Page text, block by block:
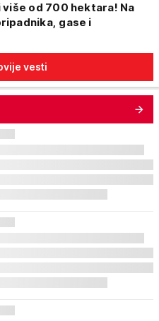
od 700 hektara! Na
gase i
vesti